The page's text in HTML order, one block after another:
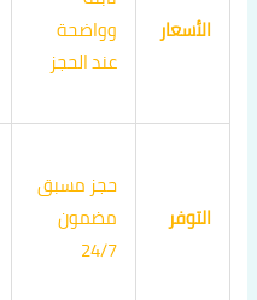
الأسعار
وواضحة
عند الحجز
التوفر
حجز مسبق
مضمون
24/7